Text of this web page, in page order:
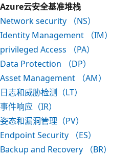
Azure云安全基准堆栈
Network security （NS）
Identity Management （IM）
privileged Access （PA）
Data Protection （DP）
Asset Management （AM）
日志和威胁检测（LT）
事件响应（IR）
姿态和漏洞管理（PV）
Endpoint Security （ES）
Backup and Recovery （BR）